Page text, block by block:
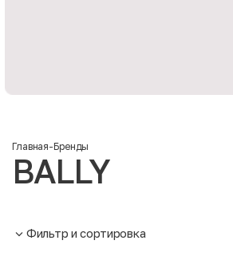
Главная-Бренды
BALLY
Фильтр и сортировка